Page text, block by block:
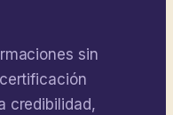
sin
credibilidad,